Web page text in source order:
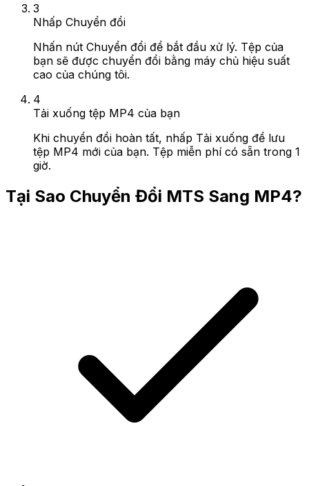
3
Nhấp Chuyển đổi
Nhấn nút Chuyển đổi để bắt đầu xử lý. Tệp của
bạn sẽ được chuyển đổi bằng máy chủ hiệu suất
cao của chúng tôi.
4
Tải xuống tệp MP4 của bạn
Khi chuyển đổi hoàn tất, nhấp Tải xuống để lưu
tệp MP4 mới của bạn. Tệp miễn phí có sẵn trong 1
giờ.
Tại Sao Chuyển Đổi MTS Sang MP4?